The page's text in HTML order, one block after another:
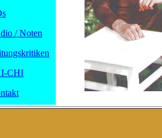
/ Noten
CHI